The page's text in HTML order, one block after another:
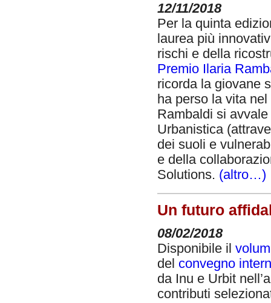
12/11/2018
Per la quinta
laurea più
rischi e della
Premio Ilaria
ricorda la giovane
ha perso la vita
Rambaldi si
Urbanistica
dei suoli e
e della
Solutions. (altro…)
Un futuro
08/02/2018
Disponibile il
del convegno
da Inu e Urbit
contributi